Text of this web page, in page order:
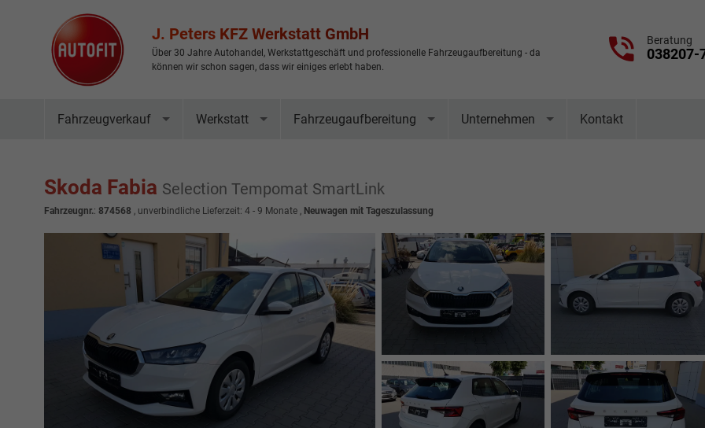
J. Peters KFZ Werkstatt GmbH
Über 30 Jahre Autohandel, Werkstattgeschäft und professionelle Fahrzeugaufbereitung - da
können wir schon sagen, dass wir einiges erlebt haben.
Beratung
038207-
Fahrzeugverkauf Werkstatt Fahrzeugaufbereitung Unternehmen Kontakt
Skoda Fabia Selection Tempomat SmartLink
Fahrzeugnr.: 874568 , unverbindliche Lieferzeit: 4 - 9 Monate , Neuwagen mit Tageszulassung